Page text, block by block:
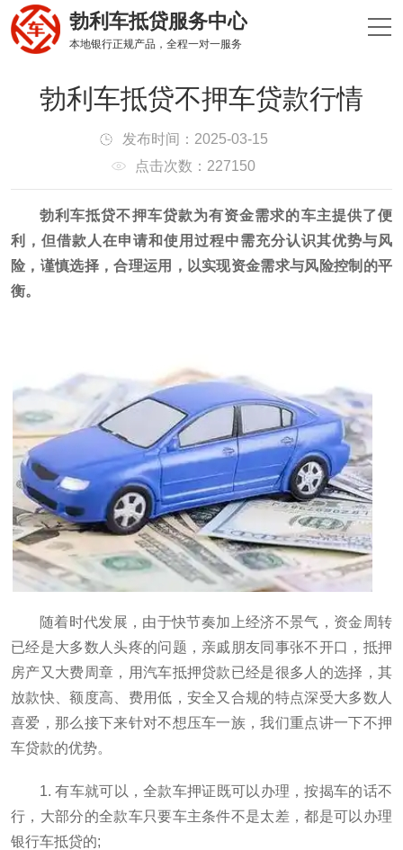
勃利车抵贷服务中心
本地银行正规产品，全程一对一服务
勃利车抵贷不押车贷款行情
发布时间：2025-03-15
点击次数：227150
勃利车抵贷不押车贷款为有资金需求的车主提供了便
利，但借款人在申请和使用过程中需充分认识其优势与风
险，谨慎选择，合理运用，以实现资金需求与风险控制的平
衡。
随着时代发展，由于快节奏加上经济不景气，资金周转
已经是大多数人头疼的问题，亲戚朋友同事张不开口，抵押
房产又大费周章，用汽车抵押贷款已经是很多人的选择，其
放款快、额度高、费用低，安全又合规的特点深受大多数人
喜爱，那么接下来针对不想压车一族，我们重点讲一下不押
车贷款的优势。
1. 有车就可以，全款车押证既可以办理，按揭车的话不
行，大部分的全款车只要车主条件不是太差，都是可以办理
银行车抵贷的;